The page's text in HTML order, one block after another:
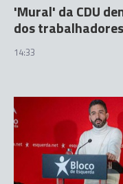
'Mural' da CDU
dos trabalhadores
14:33